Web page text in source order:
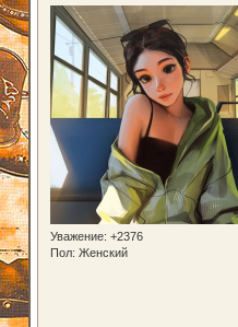
Уважение: +2376
Пол: Женский